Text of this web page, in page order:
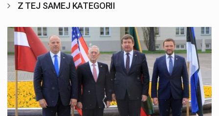
Z TEJ SAMEJ KATEGORII